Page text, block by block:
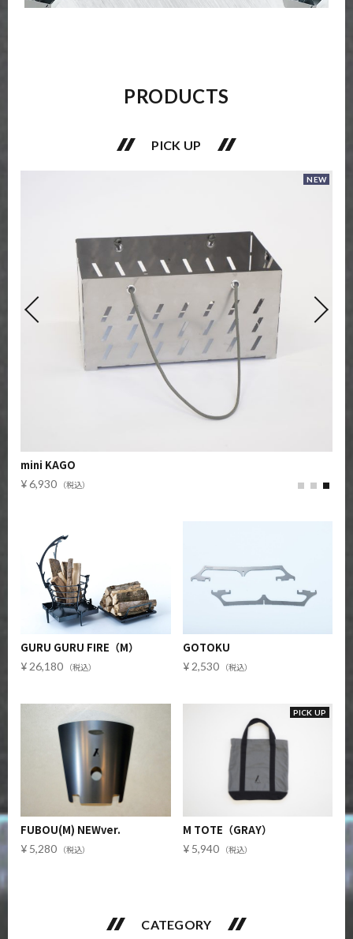
PRODUCTS
PICK UP
GURU GURU FIRE（M）
26,180
GOTOKU
2,530
FUBOU(M) NEWver.
5,280
PICK UP
M TOTE（GRAY）
5,940
CATEGORY